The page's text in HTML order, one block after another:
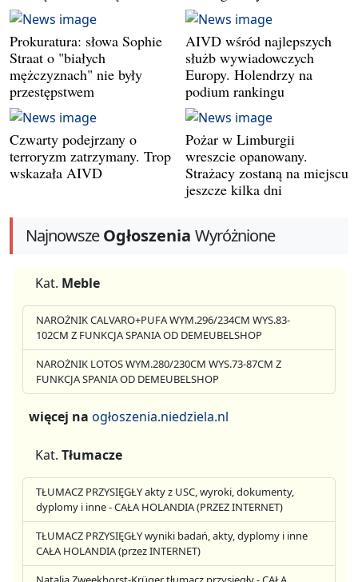
Prokuratura: słowa Sophie
Straat o "białych
mężczyznach" nie były
przestępstwem
AIVD wśród najlepszych
służb wywiadowczych
Europy. Holendrzy na
podium rankingu
Czwarty podejrzany o
terroryzm zatrzymany. Trop
wskazała AIVD
Pożar w Limburgii
wreszcie opanowany.
Strażacy zostaną na miejscu
jeszcze kilka dni
NajnowszeOgłoszenia Wyróżnione
Kat. Meble
NAROŻNIK CALVARO+PUFA WYM.296/234CM WYS.83-
102CM Z FUNKCJA SPANIA OD DEMEUBELSHOP
NAROŻNIK LOTOS WYM.280/230CM WYS.73-87CM Z
FUNKCJA SPANIA OD DEMEUBELSHOP
więcej na ogłoszenia.niedziela.nl
Kat. Tłumacze
TŁUMACZ PRZYSIĘGŁY akty z USC, wyroki, dokumenty,
dyplomy i inne - CAŁA HOLANDIA (PRZEZ INTERNET)
TŁUMACZ PRZYSIĘGŁY wyniki badań, akty, dyplomy i inne
CAŁA HOLANDIA (przez INTERNET)